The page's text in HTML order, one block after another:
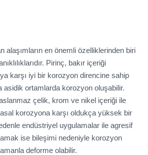
alaşımların en önemli özelliklerinden biri
Pirinç, bakır içeriği
karşı iyi bir korozyon direncine sahip
asidik ortamlarda korozyon oluşabilir.
çelik, krom ve nikel içeriği ile
korozyona karşı oldukça yüksek bir
endüstriyel uygulamalar ile agresif
ise bileşimi nedeniyle korozyon
deforme olabilir.